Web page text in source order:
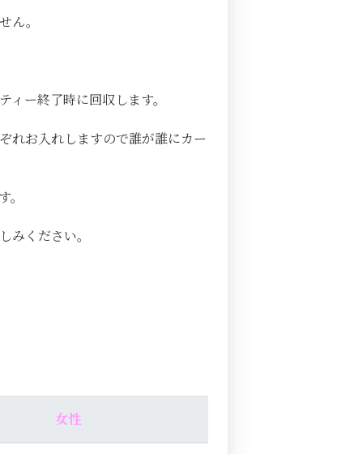
ん。
ー終了時に回収します。
れお入れしますので誰が誰にカー
みください。
女性